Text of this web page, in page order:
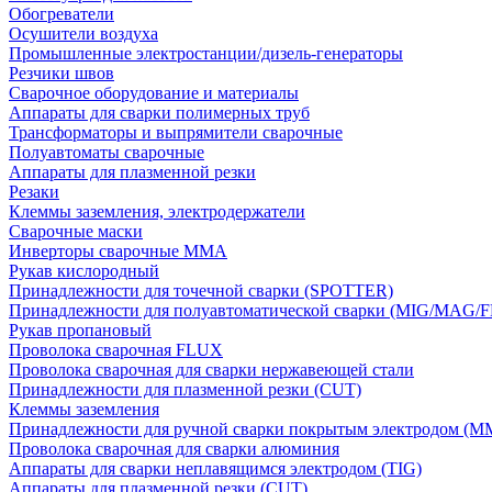
Обогреватели
Осушители воздуха
Промышленные электростанции/дизель-генераторы
Резчики швов
Сварочное оборудование и материалы
Аппараты для сварки полимерных труб
Трансформаторы и выпрямители сварочные
Полуавтоматы сварочные
Аппараты для плазменной резки
Резаки
Клеммы заземления, электродержатели
Сварочные маски
Инверторы сварочные ММА
Рукав кислородный
Принадлежности для точечной сварки (SPOTTER)
Принадлежности для полуавтоматической сварки (MIG/MAG/
Рукав пропановый
Проволока сварочная FLUX
Проволока сварочная для сварки нержавеющей стали
Принадлежности для плазменной резки (CUT)
Клеммы заземления
Принадлежности для ручной сварки покрытым электродом
Проволока сварочная для сварки алюминия
Аппараты для сварки неплавящимся электродом (TIG)
Аппараты для плазменной резки (CUT)